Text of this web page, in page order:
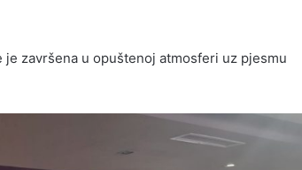
završena u opuštenoj atmosferi uz pjesmu